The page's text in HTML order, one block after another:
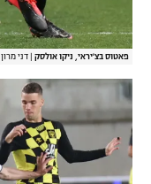
פאטוס בצ'יראי, ניקו אולסק דני מרון